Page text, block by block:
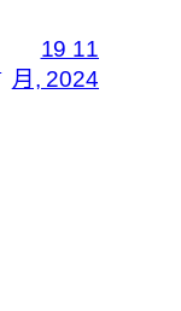
19 11
月, 2024